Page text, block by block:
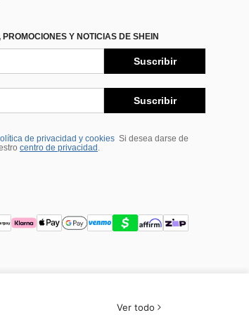
Y NOTICIAS DE SHEIN
Suscribir
Suscribir
de privacidad y cookies Si desea darse de
centro de privacidad .
Ver todo